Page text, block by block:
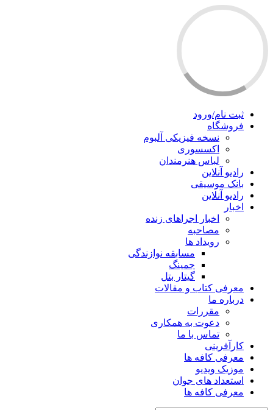
ثبت نام/ورود
فروشگاه
نسخه فیزیکی آلبوم
اکسسوری
لباس هنرمندان
رادیو آنلاین
بانک موسیقی
رادیو آنلاین
اخبار
اخبار اجراهای زنده
مصاحبه
رویداد ها
مسابقه نوازندگی
جمینگ
گیتار بتل
معرفی کتاب و مقالات
درباره ما
مقررات
دعوت به همکاری
تماس با ما
کارآفرینی
معرفی کافه ها
موزیک ویدیو
استعداد های جوان
معرفی کافه ها